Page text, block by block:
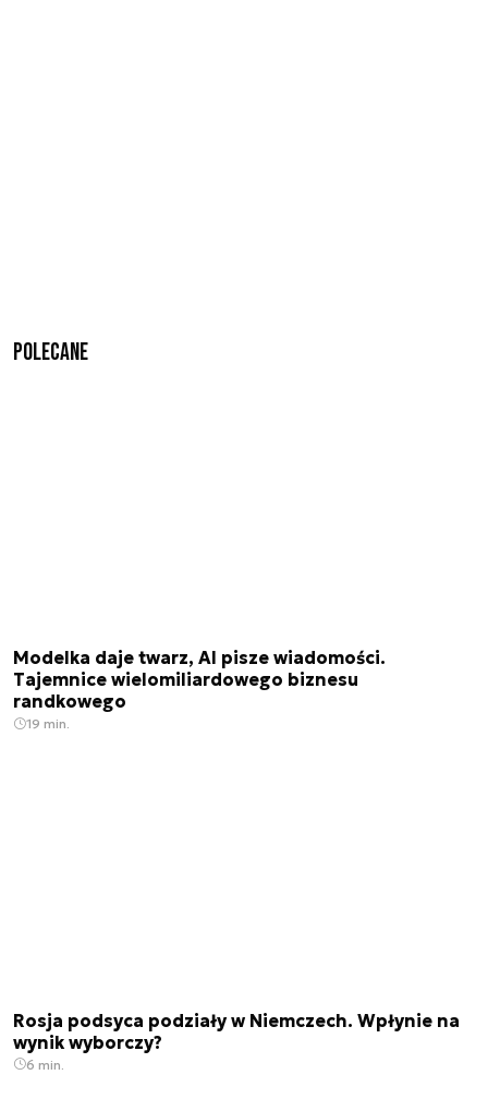
Polecane
Modelka daje twarz, AI pisze wiadomości.
Tajemnice wielomiliardowego biznesu
randkowego
19 min.
Rosja podsyca podziały w Niemczech. Wpłynie na
wynik wyborczy?
6 min.